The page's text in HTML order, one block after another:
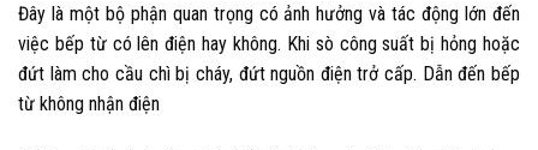
Đây là một bộ phận quan trọng có ảnh hưởng và tác động lớn đến
việc bếp từ có lên điện hay không. Khi sò công suất bị hỏng hoặc
đứt làm cho cầu chì bị cháy, đứt nguồn điện trở cấp. Dẫn đến bếp
từ không nhận điện